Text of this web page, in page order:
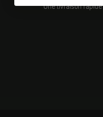
Une livraison